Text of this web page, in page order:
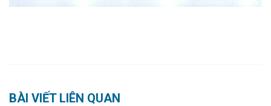
BÀI VIẾT LIÊN QUAN